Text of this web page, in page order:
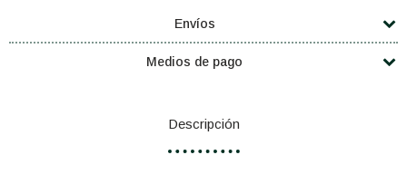
Envíos
Medios de pago
Descripción